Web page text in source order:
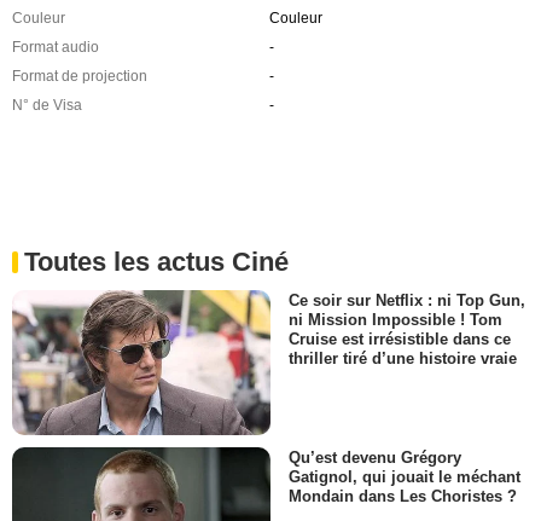
Couleur
Couleur
Format audio
-
Format de projection
-
N° de Visa
-
Toutes les actus Ciné
Ce soir sur Netflix : ni Top Gun,
ni Mission Impossible ! Tom
Cruise est irrésistible dans ce
thriller tiré d’une histoire vraie
Qu’est devenu Grégory
Gatignol, qui jouait le méchant
Mondain dans Les Choristes ?